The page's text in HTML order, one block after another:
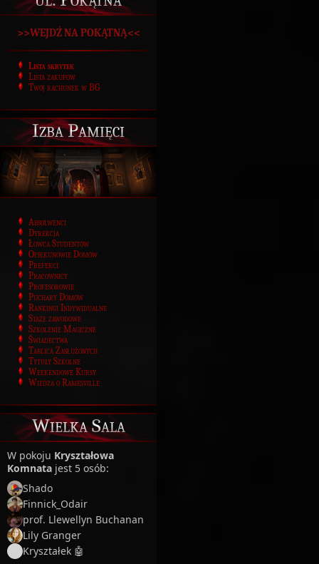
>>WEJDŹ NA POKĄTNĄ<<
Lista skrytek
Lista zakupów
Twój rachunek w BG
Izba Pamięci
Absolwenci
Dyrekcja
Łowca Studentów
Opiekunowie Domów
Prefekci
Pracownicy
Profesorowie
Puchary Domów
Rankingi Indywidualne
Staże zawodowe
Szkolenie Magiczne
Świadectwa
Tablica Zasłużonych
Tytuły Szkolne
Weekendowe Kursy
Wiedza o Ramesville
Wielka Sala
W pokoju Kryształowa
Komnata jest 5 osób:
Shado
Finnick_Odair
prof. Llewellyn Buchanan
Lily Granger
Kryształek 🤖